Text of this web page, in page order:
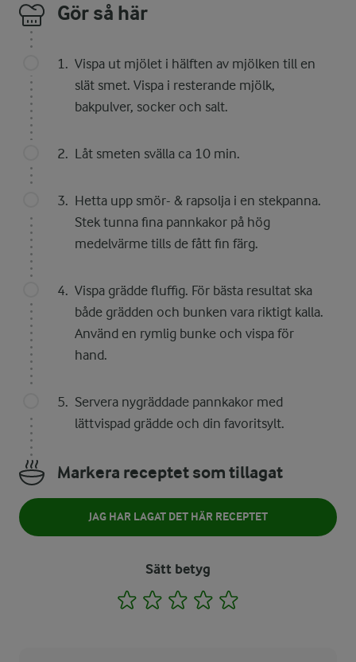
Gör så här
Vispa ut mjölet i hälften av mjölken till en
slät smet. Vispa i resterande mjölk,
bakpulver, socker och salt.
Låt smeten svälla ca 10 min.
Hetta upp smör- & rapsolja i en stekpanna.
Stek tunna fina pannkakor på hög
medelvärme tills de fått fin färg.
Vispa grädde fluffig. För bästa resultat ska
både grädden och bunken vara riktigt kalla.
Använd en rymlig bunke och vispa för
hand.
Servera nygräddade pannkakor med
lättvispad grädde och din favoritsylt.
Markera receptet som tillagat
JAG HAR LAGAT DET HÄR RECEPTET
Sätt betyg
1 2 3 4